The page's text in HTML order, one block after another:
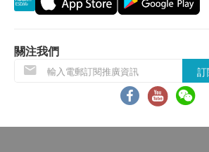
維護血管暢通
促進皮毛健康，減少毛髮脫落
改善發炎症狀
支援腦部發育和腦部運作
當顧客收取已訂購之貨品時，有
退換產品必須包裝完整，如退換
或過期退回，供應商有權不受理。
如有其他損壞或遺漏查詢，顧客
正本，並於送貨後3個工作天內按
關注我們
訂